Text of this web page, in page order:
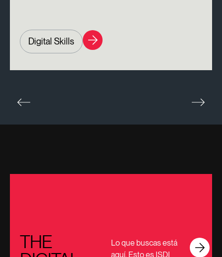
Digital Skills
THE
Lo que buscas está
aquí. Esto es ISDI